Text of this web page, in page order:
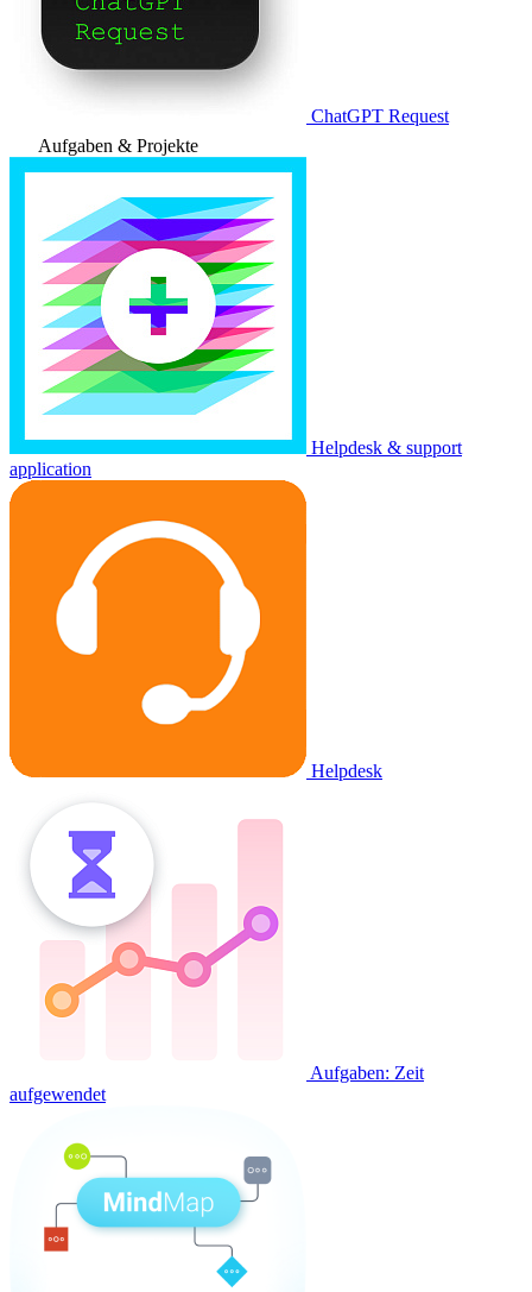
ChatGPT Request
Aufgaben & Projekte
Helpdesk & support
application
Helpdesk
Aufgaben: Zeit
aufgewendet